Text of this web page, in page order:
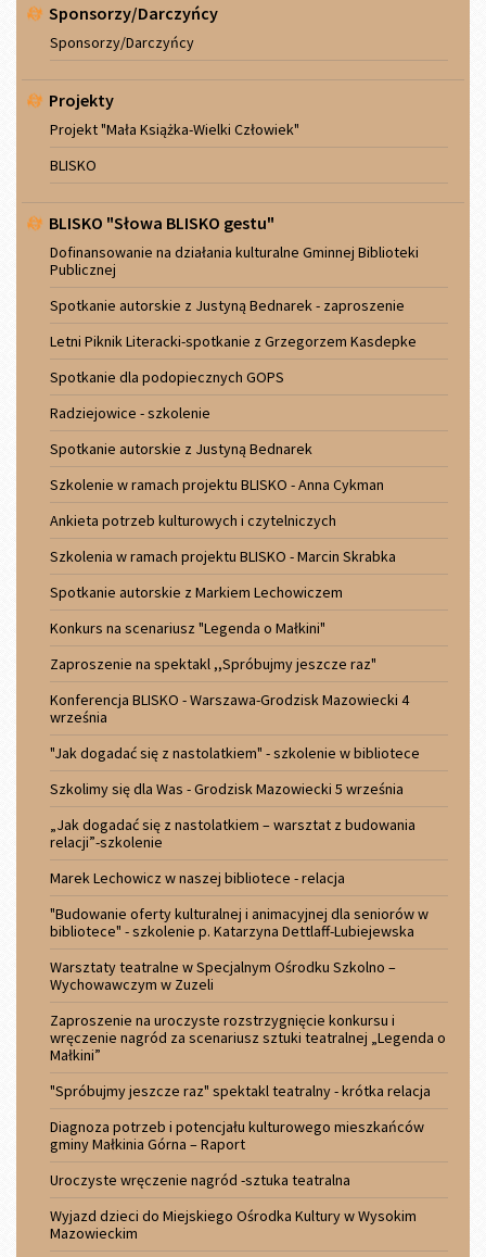
Sponsorzy/Darczyńcy
Sponsorzy/Darczyńcy
Projekty
Projekt "Mała Książka-Wielki Człowiek"
BLISKO
BLISKO "Słowa BLISKO gestu"
Dofinansowanie na działania kulturalne Gminnej Biblioteki
Publicznej
Spotkanie autorskie z Justyną Bednarek - zaproszenie
Letni Piknik Literacki-spotkanie z Grzegorzem Kasdepke
Spotkanie dla podopiecznych GOPS
Radziejowice - szkolenie
Spotkanie autorskie z Justyną Bednarek
Szkolenie w ramach projektu BLISKO - Anna Cykman
Ankieta potrzeb kulturowych i czytelniczych
Szkolenia w ramach projektu BLISKO - Marcin Skrabka
Spotkanie autorskie z Markiem Lechowiczem
Konkurs na scenariusz "Legenda o Małkini"
Zaproszenie na spektakl ,,Spróbujmy jeszcze raz"
Konferencja BLISKO - Warszawa-Grodzisk Mazowiecki 4
września
"Jak dogadać się z nastolatkiem" - szkolenie w bibliotece
Szkolimy się dla Was - Grodzisk Mazowiecki 5 września
„Jak dogadać się z nastolatkiem – warsztat z budowania
relacji”-szkolenie
Marek Lechowicz w naszej bibliotece - relacja
"Budowanie oferty kulturalnej i animacyjnej dla seniorów w
bibliotece" - szkolenie p. Katarzyna Dettlaff-Lubiejewska
Warsztaty teatralne w Specjalnym Ośrodku Szkolno –
Wychowawczym w Zuzeli
Zaproszenie na uroczyste rozstrzygnięcie konkursu i
wręczenie nagród za scenariusz sztuki teatralnej „Legenda o
Małkini”
"Spróbujmy jeszcze raz" spektakl teatralny - krótka relacja
Diagnoza potrzeb i potencjału kulturowego mieszkańców
gminy Małkinia Górna – Raport
Uroczyste wręczenie nagród -sztuka teatralna
Wyjazd dzieci do Miejskiego Ośrodka Kultury w Wysokim
Mazowieckim